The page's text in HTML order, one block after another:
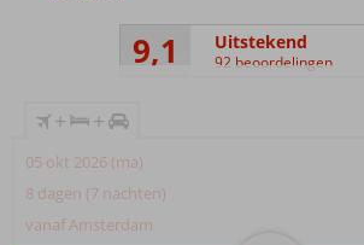
9,1 Uitstekend
92 beoordelingen
+ +
05 okt 2026 (ma)
8 dagen (7 nachten)
vanaf Amsterdam